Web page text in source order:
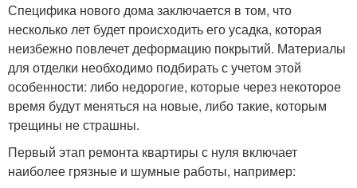
Специфика нового дома заключается в том, что
несколько лет будет происходить его усадка, которая
неизбежно повлечет деформацию покрытий. Материалы
для отделки необходимо подбирать с учетом этой
особенности: либо недорогие, которые через некоторое
время будут меняться на новые, либо такие, которым
трещины не страшны.
Первый этап ремонта квартиры с нуля включает
наиболее грязные и шумные работы, например: